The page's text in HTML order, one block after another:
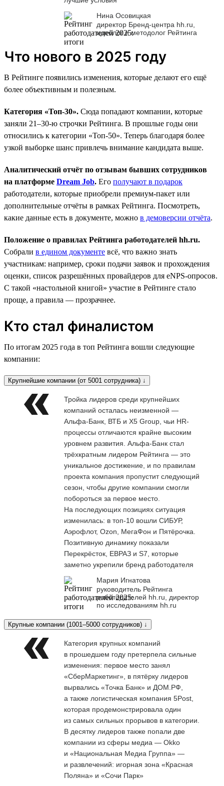
Нина Осовицкая
директор Бренд-центра hh.ru,
идеолог и методолог Рейтинга
Что нового в 2025 году
В Рейтинге появились изменения, которые делают его ещё
более объективным и полезным.
Категория «Топ-30». Сюда попадают компании, которые
заняли 21–30-ю строчки Рейтинга. В прошлые годы они
относились к категории «Топ-50». Теперь благодаря более
узкой выборке шанс привлечь внимание кандидата выше.
Аналитический отчёт по отзывам бывших сотрудников
на платформе Dream Job. Его получают в подарок
работодатели, которые приобрели премиум-пакет или
дополнительные отчёты в рамках Рейтинга. Посмотреть,
какие данные есть в документе, можно в демоверсии отчёта.
Положение о правилах Рейтинга работодателей hh.ru.
Собрали в едином документе всё, что важно знать
участникам: например, сроки подачи заявок и прохождения
оценки, список разрешённых провайдеров для eNPS-опросов.
С такой «настольной книгой» участие в Рейтинге стало
проще, а правила — прозрачнее.
Кто стал финалистом
По итогам 2025 года в топ Рейтинга вошли следующие
компании:
Крупнейшие компании (от 5001 сотрудника) ↓
Тройка лидеров среди крупнейших
компаний осталась неизменной —
Альфа-Банк, ВТБ и X5 Group, чьи HR-
процессы отличаются крайне высоким
уровнем развития. Альфа-Банк стал
трёхкратным лидером Рейтинга — это
уникальное достижение, и по правилам
проекта компания пропустит следующий
сезон, чтобы другие компании смогли
побороться за первое место.
На последующих позициях ситуация
изменилась: в топ-10 вошли СИБУР,
Аэрофлот, Ozon, МегаФон и Пятёрочка.
Позитивную динамику показали
Перекрёсток, ЕВРАЗ и S7, которые
заметно укрепили бренд работодателя
Мария Игнатова
руководитель Рейтинга
работодателей hh.ru, директор
по исследованиям hh.ru
Крупные компании (1001–5000 сотрудников) ↓
Категория крупных компаний
в прошедшем году претерпела сильные
изменения: первое место занял
«СберМаркетинг», в пятёрку лидеров
вырвались «Точка Банк» и ДОМ.РФ,
а также логистическая компания 5Post,
которая продемонстрировала один
из самых сильных прорывов в категории.
В десятку лидеров также попали две
компании из сферы медиа — Okko
и «Национальная Медиа Группа» —
и развлечений: игорная зона «Красная
Поляна» и «Сочи Парк»